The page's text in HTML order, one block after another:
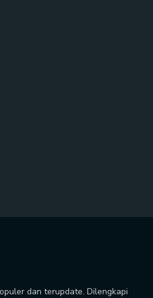
dan terupdate. Dilengkapi